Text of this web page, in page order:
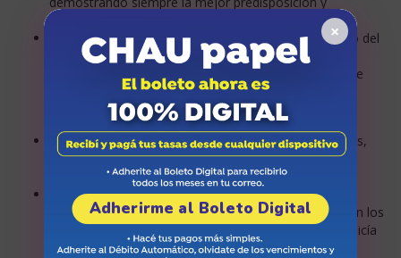
amabilidad en el trato.
Prevenir y denunciar toda acción delictiva en perjuicio del
Ambiente y asegurar los medios de prueba, dando
inmediata intervención a la autoridad competente que
correspondiere.
Monitorear en forma permanente las áreas asignadas,
debiendo a tal efecto observar,procesar y actuar,
utilizando todos los medios a su disposición.
Colaborar ante requerimientos efectuados por
autoridades nacionales, provinciales o municipales, en los
actos que fueren compatibles con objetivos de la Policía
Ambiental y de conformidad a lo normado, y a las
×
Adherirme al Boleto Digital